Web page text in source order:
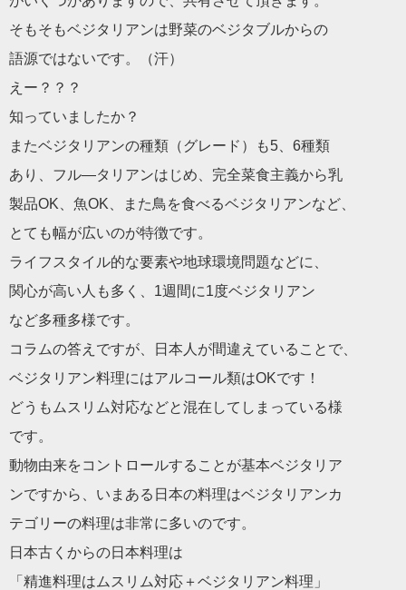
そもそもベジタリアンは野菜のベジタブルからの
語源ではないです。（汗）
えー？？？
知っていましたか？
またベジタリアンの種類（グレード）も5、6種類
あり、フル―タリアンはじめ、完全菜食主義から乳
製品OK、魚OK、また鳥を食べるベジタリアンなど、
とても幅が広いのが特徴です。
ライフスタイル的な要素や地球環境問題などに、
関心が高い人も多く、1週間に1度ベジタリアン
など多種多様です。
コラムの答えですが、日本人が間違えていることで、
ベジタリアン料理にはアルコール類はOKです！
どうもムスリム対応などと混在してしまっている様
です。
動物由来をコントロールすることが基本ベジタリア
ンですから、いまある日本の料理はベジタリアンカ
テゴリーの料理は非常に多いのです。
日本古くからの日本料理は
「精進料理はムスリム対応＋ベジタリアン料理」